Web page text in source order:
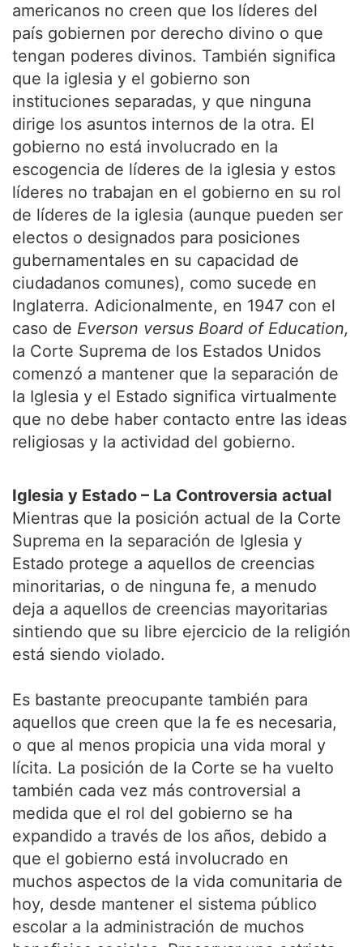
americanos no creen que los líderes del
país gobiernen por derecho divino o que
tengan poderes divinos. También significa
que la iglesia y el gobierno son
instituciones separadas, y que ninguna
dirige los asuntos internos de la otra. El
gobierno no está involucrado en la
escogencia de líderes de la iglesia y estos
líderes no trabajan en el gobierno en su rol
de líderes de la iglesia (aunque pueden ser
electos o designados para posiciones
gubernamentales en su capacidad de
ciudadanos comunes), como sucede en
Inglaterra. Adicionalmente, en 1947 con el
caso de Everson versus Board of Education,
la Corte Suprema de los Estados Unidos
comenzó a mantener que la separación de
la Iglesia y el Estado significa virtualmente
que no debe haber contacto entre las ideas
religiosas y la actividad del gobierno.
Iglesia y Estado – La Controversia actual
Mientras que la posición actual de la Corte
Suprema en la separación de Iglesia y
Estado protege a aquellos de creencias
minoritarias, o de ninguna fe, a menudo
deja a aquellos de creencias mayoritarias
sintiendo que su libre ejercicio de la religión
está siendo violado.
Es bastante preocupante también para
aquellos que creen que la fe es necesaria,
o que al menos propicia una vida moral y
lícita. La posición de la Corte se ha vuelto
también cada vez más controversial a
medida que el rol del gobierno se ha
expandido a través de los años, debido a
que el gobierno está involucrado en
muchos aspectos de la vida comunitaria de
hoy, desde mantener el sistema público
escolar a la administración de muchos